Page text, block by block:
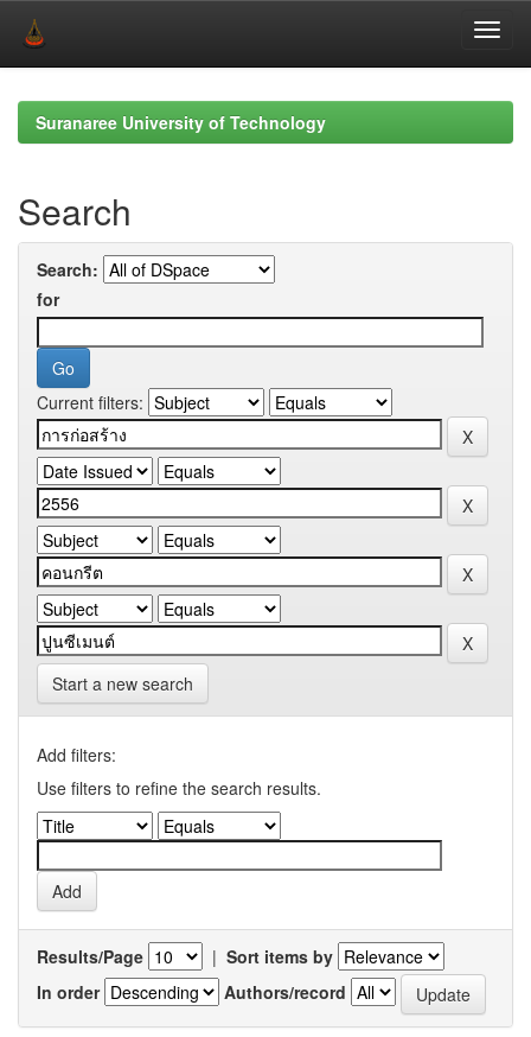
navigationSuranaree University of Technology
Search
Search:
for
Current filters:
Start a new search
Add filters:
Use filters to refine the search results.
Results/Page | Sort items by
In order
Authors/record